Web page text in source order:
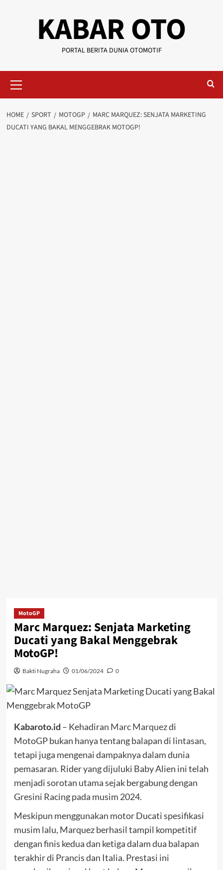
KABAR OTO
PORTAL BERITA DUNIA OTOMOTIF
HOME SPORT MOTOGP
MARC MARQUEZ: SENJATA MARKETING
DUCATI YANG BAKAL MENGGEBRAK MOTOGP!
MotoGP
Marc Marquez: Senjata Marketing
Ducati yang Bakal Menggebrak
MotoGP!
Bakti Nugraha 01/06/2024 0
Kabaroto.id – Kehadiran Marc Marquezdi
MotoGP bukan hanya tentang balapan di lintasan,
tetapi juga mengenai dampaknya dalam dunia
pemasaran. Rider yang dijuluki Baby Alien ini telah
menjadi sorotan utama sejak bergabung dengan
Gresini Racing pada musim 2024.
Meskipun menggunakan motor Ducati spesifikasi
musim lalu, Marquez berhasil tampil kompetitif
dengan finis kedua dan ketiga dalam dua balapan
terakhir di Prancis dan Italia. Prestasi ini